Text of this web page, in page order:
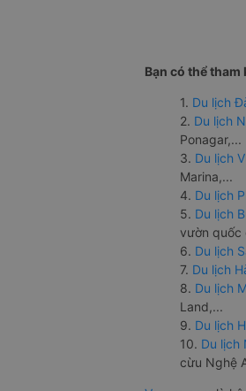
Bạn có thể
1. Du lịch
2. Du lịch
Ponagar,...
3. Du lịch
Marina,...
4. Du lịch
5. Du lịch
vườn quốc
6. Du lịch
7. Du lịch
8. Du lịch
Land,...
9. Du lịch
10. Du lịch
cừu Nghệ